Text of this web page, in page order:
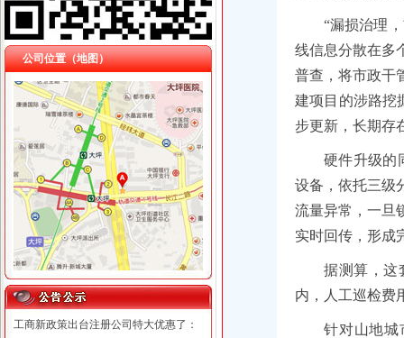
公司位置（地图）
工商新政策出台注册公司特大优惠了：
“漏损治理
线信息分散在多
普查，将市政干
建项目的涉路挖
步更新，长期存
硬件升级的
设备，依托三级
流量异常，一旦
实时回传，形成
据测算，这
内，人工巡检费
针对山地城